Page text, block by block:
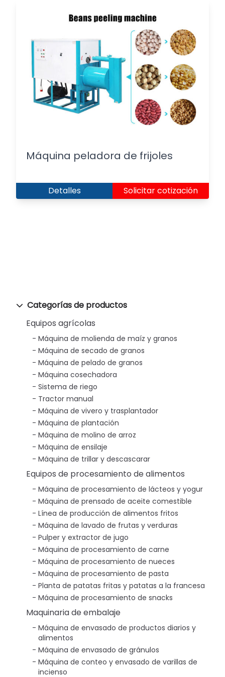
Categorías de productos
Equipos agrícolas
Máquina de molienda de maíz y granos
Máquina de secado de granos
Máquina de pelado de granos
Máquina cosechadora
Sistema de riego
Tractor manual
Máquina de vivero y trasplantador
Máquina de plantación
Máquina de molino de arroz
Máquina de ensilaje
Máquina de trillar y descascarar
Equipos de procesamiento de alimentos
Máquina de procesamiento de lácteos y yogur
Máquina de prensado de aceite comestible
Línea de producción de alimentos fritos
Máquina de lavado de frutas y verduras
Pulper y extractor de jugo
Máquina de procesamiento de carne
Máquina de procesamiento de nueces
Máquina de procesamiento de pasta
Planta de patatas fritas y patatas a la francesa
Máquina de procesamiento de snacks
Maquinaria de embalaje
Máquina de envasado de productos diarios y
alimentos
Máquina de envasado de gránulos
Máquina de conteo y envasado de varillas de
incienso
Máquina peladora de frijoles
Detalles Solicitar cotización